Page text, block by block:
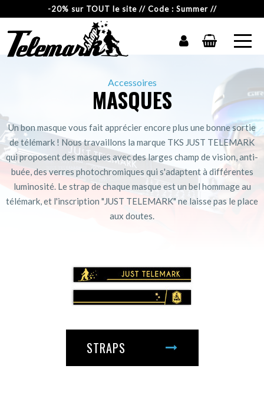
-20% sur TOUT le site // Code : Summer //
Accessoires
MASQUES
Un bon masque vous fait apprécier encore plus une bonne sortie
de télémark ! Nous travaillons la marque TKS JUST TELEMARK
qui proposent des masques avec des larges champ de vision, anti-
buée, des verres photochromiques qui s'adaptent à différentes
luminosité. Le strap de chaque masque est un bel hommage au
télémark, et l'inscription "JUST TELEMARK" ne laisse pas le place
aux doutes.
STRAPS